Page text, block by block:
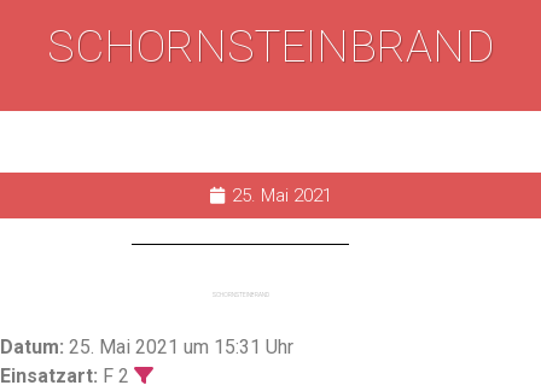
SCHORNSTEINBRAND
25. Mai 2021
SCHORNSTEINBRAND
Datum: 25. Mai 2021 um 15:31 Uhr
Einsatzart: F 2